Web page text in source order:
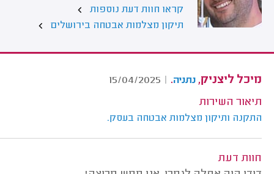
קראו חוות דעת נוספות
תיקון מצלמות אבטחה בירושלים
מיכל ליצניק, נתניה.
|
15/04/2025
תיאור השירות
התקנה ותיקון מצלמות אבטחה בעסק.
חוות דעת